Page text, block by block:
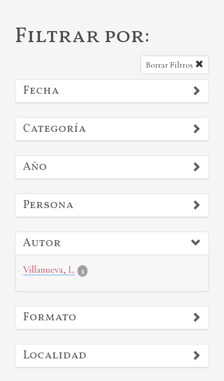
Filtrar por:
Borrar Filtros
Fecha
Categoría
Año
Persona
Autor
Villanueva, L. 1
Formato
Localidad